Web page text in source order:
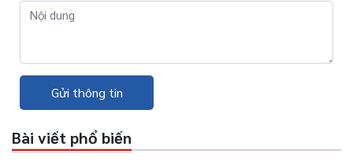
Gửi thông tin
Bài viết phổ biến